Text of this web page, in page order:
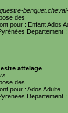
des
pour : Enfant Ados
Departement
attelage
des
pour : Ados Adulte
Departement